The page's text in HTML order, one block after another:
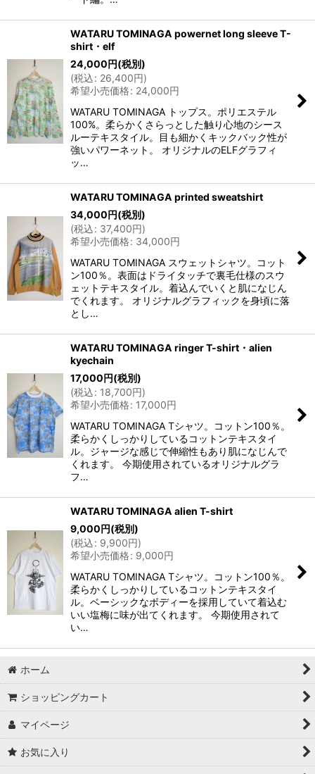
WATARU TOMINAGA powernet long sleeve T-
shirt・elf
24,000円(税別)
(税込: 26,400円)
希望小売価格: 24,000円
WATARU TOMINAGA トップス。ポリエステル
100%。柔らかくさらっとした触り心地のシース
ルーテキスタイル。目も細かくキックバック性が
強いパワーネット。 オリジナルのELFグラフィ
ッ…
WATARU TOMINAGA printed sweatshirt
34,000円(税別)
(税込: 37,400円)
希望小売価格: 34,000円
WATARU TOMINAGA スウェットシャツ。コット
ン100％。表面はドライタッチで裏毛仕様のスウ
ェットテキスタイル。着込んでいくと肌になじん
でくれます。 オリジナルグラフィックを身頃に落
とし…
WATARU TOMINAGA ringer T-shirt・alien
kyechain
17,000円(税別)
(税込: 18,700円)
希望小売価格: 17,000円
WATARU TOMINAGA Tシャツ。コットン100％。
柔らかくしっかりしているコットンテキスタイ
ル。ジャージな感じで伸縮性もあり肌になじんで
くれます。 今期使用されているオリジナルグラ
フ…
WATARU TOMINAGA alien T-shirt
9,000円(税別)
(税込: 9,900円)
希望小売価格: 9,000円
WATARU TOMINAGA Tシャツ。コットン100％。
柔らかくしっかりしているコットンテキスタイ
ル。ベーシックなボディーを採用していて着込む
いい塩梅に味が出てくれます。 今期使用されて
い…
ホーム
ショッピングカート
マイページ
お気に入り